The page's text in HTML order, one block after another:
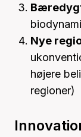
Nye
højere
regioner)